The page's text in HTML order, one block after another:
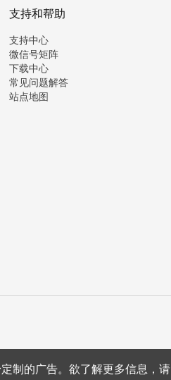
制的广告。欲了解更多信息，请
支持和帮助
支持中心
微信号矩阵
下载中心
常见问题解答
站点地图
沪ICP备15008415号条款条约隐私声明